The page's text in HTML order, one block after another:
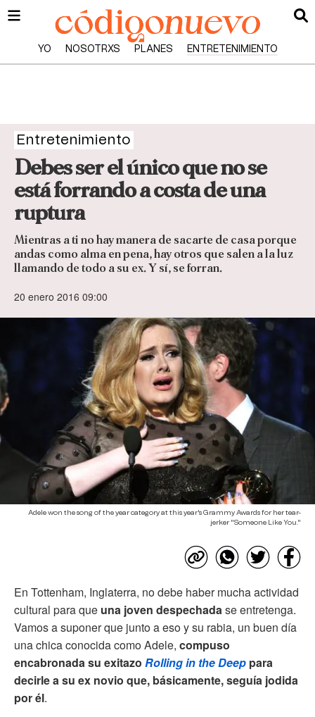
YO NOSOTRXS PLANES ENTRETENIMIENTO
Entretenimiento
Debes ser el único que no se
está forrando a costa de una
ruptura
Mientras a ti no hay manera de sacarte de casa porque
andas como alma en pena, hay otros que salen a la luz
llamando de todo a su ex. Y sí, se forran.
20 enero 2016 09:00
Adele won the song of the year category at this year's Grammy Awards for her tear-
jerker "Someone Like You."
En Tottenham, Inglaterra, no debe haber mucha actividad
cultural para que una joven despechadase entretenga.
Vamos a suponer que junto a eso y su rabia, un buen día
una chica conocida como Adele, compuso
encabronada su exitazo Rolling in the Deep para
decirle a su ex novio que, básicamente, seguía jodida
por él.